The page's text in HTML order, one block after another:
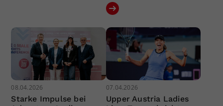
08.04.2026
Starke Impulse bei
07.04.2026
Upper Austria Ladies